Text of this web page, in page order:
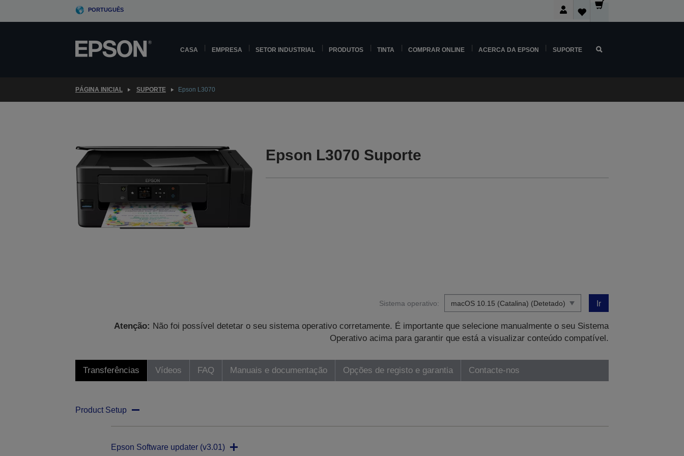
PORTUGUÊS
CASA EMPRESA SETOR INDUSTRIAL PRODUTOS TINTA COMPRAR ONLINE ACERCA DA EPSON SUPORTE
PÁGINA INICIAL SUPORTE Epson L3070
Epson L3070 Suporte
Sistema operativo: Ir
Atenção: Não foi possível detetar o seu sistema operativo corretamente. É importante que selecione manualmente o seu Sistema
Operativo acima para garantir que está a visualizar conteúdo compatível.
Transferências Vídeos FAQ Manuais e documentação Opções de registo e garantia Contacte-nos
Product Setup
Epson Software updater (v3.01)